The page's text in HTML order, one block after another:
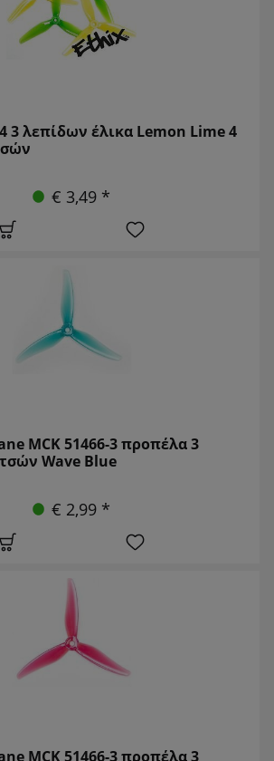
3 λεπίδων έλικα Lemon Lime 4
€ 3,49 *
MCK 51466-3 προπέλα 3
Wave Blue
€ 2,99 *
MCK 51466-3 προπέλα 3